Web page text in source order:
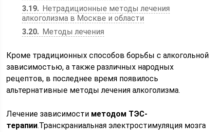
3.19
Нетрадиционные методы лечения
алкоголизма в Москве и области
3.20
Методы лечения
Кроме традиционных способов борьбы с алкогольной
зависимостью, а также различных народных
рецептов, в последнее время появилось
альтернативные методы лечения алкоголизма.
Лечение зависимости методом ТЭС-
терапии.Транскраниальная электростимуляция мозга